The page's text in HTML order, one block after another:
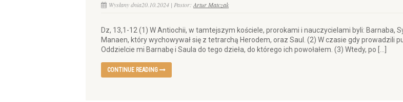
Wysłany dnia20.10.2024 | Pastor: Artur Matczak
Dz, 13,1-12 (1) W Antiochii, w tamtejszym kościele, prorokami i nauczycielami byli: Barnaba,
Manaen, który wychowywał się z tetrarchą Herodem, oraz Saul. (2) W czasie gdy prowadzili
Oddzielcie mi Barnabę i Saula do tego dzieła, do którego ich powołałem. (3) Wtedy, po […]
CONTINUE READING